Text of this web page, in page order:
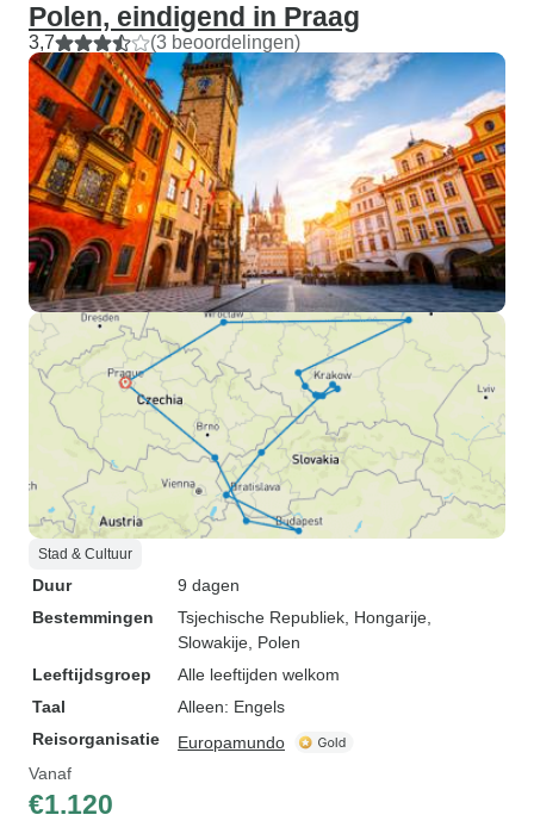
Polen, eindigend in Praag
3,7 (3 beoordelingen)
Stad & Cultuur
Duur
9 dagen
Bestemmingen
Tsjechische Republiek , Hongarije
Slowakije , Polen
Leeftijdsgroep
Alle leeftijden welkom
Taal
Alleen: Engels
Reisorganisatie
Europamundo
Vanaf
€1.120